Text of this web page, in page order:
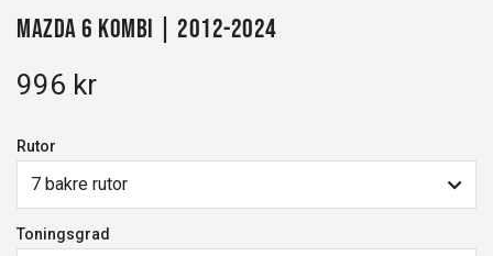
Mazda 6 kombi | 2012-2024
996 kr
Rutor
7 bakre rutor
Toningsgrad